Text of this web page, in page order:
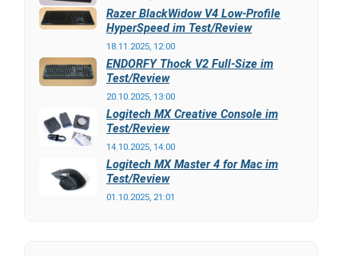
Razer BlackWidow V4 Low-Profile
HyperSpeed im Test/Review
18.11.2025, 12:00
ENDORFY Thock V2 Full-Size im
Test/Review
20.10.2025, 13:00
Logitech MX Creative Console im
Test/Review
14.10.2025, 14:00
Logitech MX Master 4 for Mac im
Test/Review
01.10.2025, 21:01